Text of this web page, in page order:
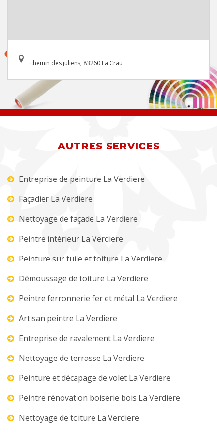
chemin des juliens, 83260 La Crau
AUTRES SERVICES
Entreprise de peinture La Verdiere
Façadier La Verdiere
Nettoyage de façade La Verdiere
Peintre intérieur La Verdiere
Peinture sur tuile et toiture La Verdiere
Démoussage de toiture La Verdiere
Peintre ferronnerie fer et métal La Verdiere
Artisan peintre La Verdiere
Entreprise de ravalement La Verdiere
Nettoyage de terrasse La Verdiere
Peinture et décapage de volet La Verdiere
Peintre rénovation boiserie bois La Verdiere
Nettoyage de toiture La Verdiere